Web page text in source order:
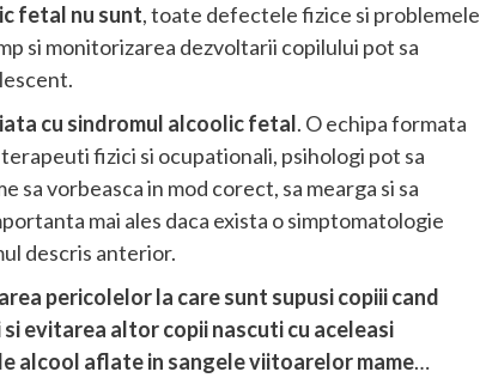
fetal nu sunt, toate defectele fizice si problemele
si monitorizarea dezvoltarii copilului pot sa
cu sindromul alcoolic fetal. O echipa formata
fizici si ocupationali, psihologi pot sa
vorbeasca in mod corect, sa mearga si sa
mai ales daca exista o simptomatologie
descris anterior.
pericolelor la care sunt supusi copiii cand
evitarea altor copii nascuti cu aceleasi
alcool aflate in sangele viitoarelor mame…